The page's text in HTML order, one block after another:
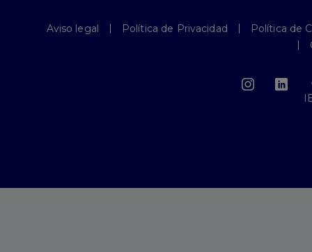
Aviso legal Política de Privacidad
Política de